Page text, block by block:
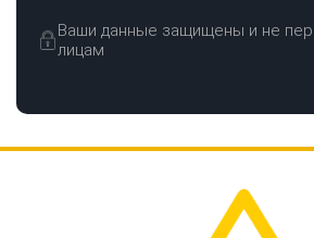
Ваши данные защищены и не
лицам